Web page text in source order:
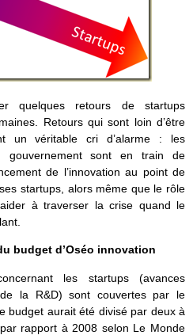
quelques retours de startups
Retours qui sont loin d’être
un véritable cri d’alarme : les
gouvernement sont en train de
de l’innovation au point de
startups, alors même que le rôle
à traverser la crise quand le
budget d’Oséo innovation
les startups (avances
de la R&D) sont couvertes par le
budget aurait été divisé par deux à
rapport à 2008 selon Le Monde